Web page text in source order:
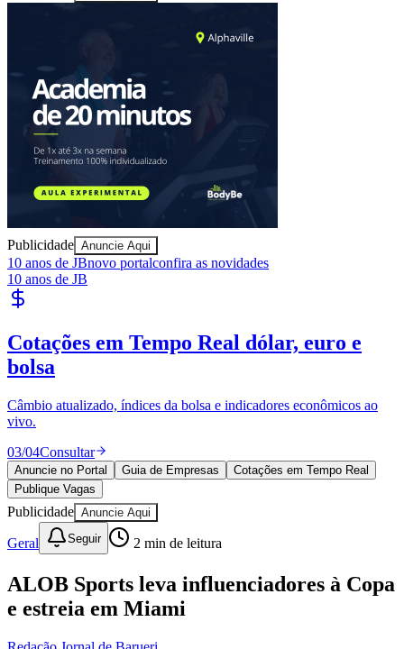
Publicidade Anuncie Aqui
10 anos de JBnovo portalconfira as novidades
10 anos de JB
Publique Vagas encontre talentos
Publique vagas e encontre os melhores profissionais da região.
04/04Publicar
Anuncie no Portal
Publique Vagas
Publicidade Anuncie Aqui
Geral Seguir 2min de leitura
ALOB Sports leva influenciadores à Copa
Redação Jornal de Barueri